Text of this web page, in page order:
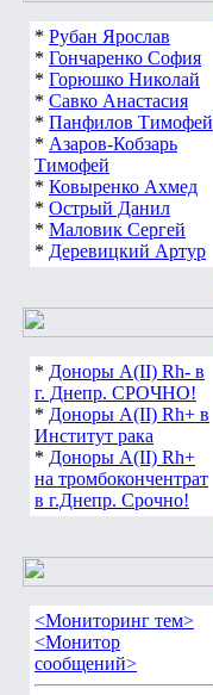
* Рубан Ярослав
* Гончаренко София
* Горюшко Николай
* Савко Анастасия
* Панфилов Тимофей
* Азаров-Кобзарь
Тимофей
* Ковыренко Ахмед
* Острый Данил
* Маловик Сергей
* Деревицкий Артур
* Доноры А(ІІ) Rh- в
г. Днепр. СРОЧНО!
* Доноры А(ІІ) Rh+ в
Институт рака
* Доноры А(ІІ) Rh+
на тромбокончентрат
в г.Днепр. Срочно!
<Мониторинг тем>
<Монитор
сообщений>